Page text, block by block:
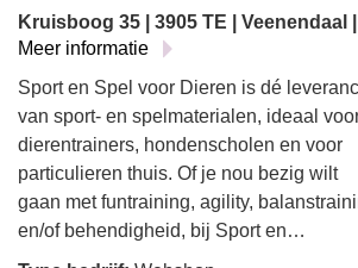
Kruisboog 35 | 3905 TE | Veenendaal |
Meer informatie
Sport en Spel voor Dieren is dé
van sport- en spelmaterialen, ideaal
dierentrainers, hondenscholen en voor
particulieren thuis. Of je nou bezig wilt
gaan met funtraining, agility,
en/of behendigheid, bij Sport en…